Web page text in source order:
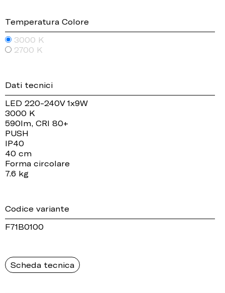
Temperatura Colore
3000 K
2700 K
Dati tecnici
LED 220-240V 1x9W
3000 K
590lm, CRI 80+
PUSH
IP40
40 cm
Forma circolare
7.6 kg
Codice variante
F71B0100
Scheda tecnica